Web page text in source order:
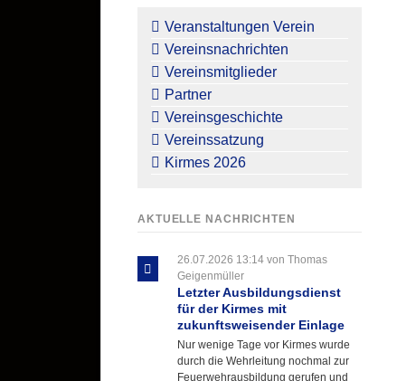
überspringen
Veranstaltungen Verein
Vereinsnachrichten
Vereinsmitglieder
Partner
Vereinsgeschichte
Vereinssatzung
Kirmes 2026
AKTUELLE NACHRICHTEN
26.07.2026 13:14 von Thomas
Geigenmüller
Letzter Ausbildungsdienst
für der Kirmes mit
zukunftsweisender Einlage
Nur wenige Tage vor Kirmes wurde
durch die Wehrleitung nochmal zur
Feuerwehrausbildung gerufen und